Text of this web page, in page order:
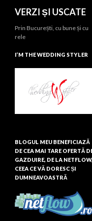
VERZI ȘI USCATE
Prin București, cu bune și cu
rele
I’M THE WEDDING STYLER
BLOGUL MEU BENEFICIAZĂ
DE CEA MAI TARE OFERTĂ
GAZDUIRE, DE LA NETFLOW,
CEEA CE VĂ DORESC ȘI
DUMNEAVOASTRĂ